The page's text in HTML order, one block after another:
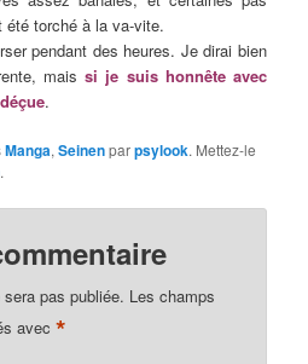
torché à la va-vite.
pendant des heures. Je dirai bien
maissi je suis honnête avec
.
Manga,Seinenparpsylook. Mettez-le
.
pas publiée. Les champs
avec*